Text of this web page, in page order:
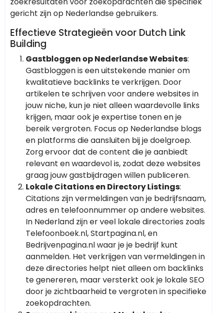
gericht zijn op Nederlandse gebruikers.
Effectieve Strategieën voor Dutch Link
Building
Gastbloggen op Nederlandse Websites:
Gastbloggen is een uitstekende manier om
kwalitatieve backlinks te verkrijgen. Door
artikelen te schrijven voor andere websites in
jouw niche, kun je niet alleen waardevolle links
krijgen, maar ook je expertise tonen en je
bereik vergroten. Focus op Nederlandse blogs
en platforms die aansluiten bij je doelgroep.
Zorg ervoor dat de content die je aanbiedt
relevant en waardevol is, zodat deze websites
graag jouw gastbijdragen willen publiceren.
Lokale Citations en Directory Listings:
Citations zijn vermeldingen van je bedrijfsnaam,
adres en telefoonnummer op andere websites.
In Nederland zijn er veel lokale directories zoals
Telefoonboek.nl, Startpagina.nl, en
Bedrijvenpagina.nl waar je je bedrijf kunt
aanmelden. Het verkrijgen van vermeldingen in
deze directories helpt niet alleen om backlinks
te genereren, maar versterkt ook je lokale SEO
door je zichtbaarheid te vergroten in specifieke
zoekopdrachten.